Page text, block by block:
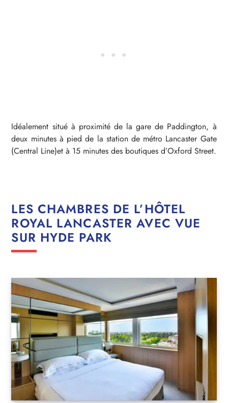
Idéalement situé à proximité de la gare de Paddington, à
deux minutes à pied de la station de métro Lancaster Gate
(Central Line)et à 15 minutes des boutiques d’Oxford Street.
LES CHAMBRES DE L’HÔTEL
ROYAL LANCASTER AVEC VUE
SUR HYDE PARK